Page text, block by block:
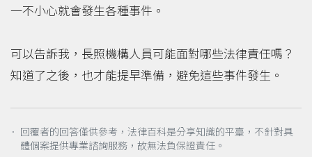
一不小心就會發生各種事件。
可以告訴我，長照機構人員可能面對哪些法律責任嗎？
知道了之後，也才能提早準備，避免這些事件發生。
． 回覆者的回答僅供參考，法律百科是分享知識的平臺，不針對具
體個案提供專業諮詢服務，故無法負保證責任。